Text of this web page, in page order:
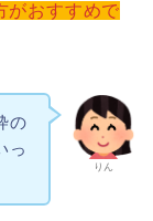
がおすすめで
りん
の
っ